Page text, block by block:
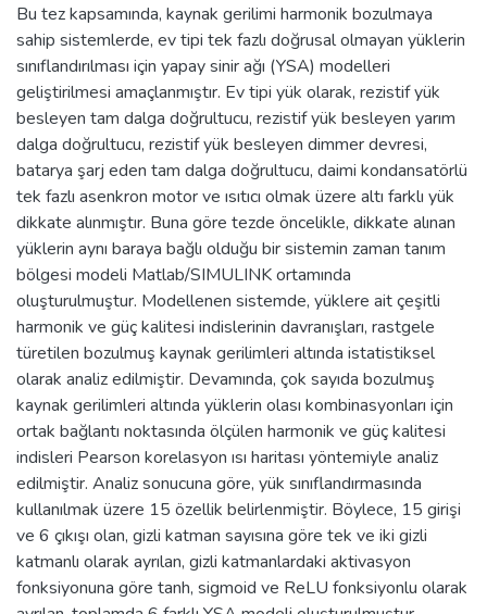
Bu tez kapsamında, kaynak gerilimi harmonik bozulmaya
sahip sistemlerde, ev tipi tek fazlı doğrusal olmayan yüklerin
sınıflandırılması için yapay sinir ağı (YSA) modelleri
geliştirilmesi amaçlanmıştır. Ev tipi yük olarak, rezistif yük
besleyen tam dalga doğrultucu, rezistif yük besleyen yarım
dalga doğrultucu, rezistif yük besleyen dimmer devresi,
batarya şarj eden tam dalga doğrultucu, daimi kondansatörlü
tek fazlı asenkron motor ve ısıtıcı olmak üzere altı farklı yük
dikkate alınmıştır. Buna göre tezde öncelikle, dikkate alınan
yüklerin aynı baraya bağlı olduğu bir sistemin zaman tanım
bölgesi modeli Matlab/SIMULINK ortamında
oluşturulmuştur. Modellenen sistemde, yüklere ait çeşitli
harmonik ve güç kalitesi indislerinin davranışları, rastgele
türetilen bozulmuş kaynak gerilimleri altında istatistiksel
olarak analiz edilmiştir. Devamında, çok sayıda bozulmuş
kaynak gerilimleri altında yüklerin olası kombinasyonları için
ortak bağlantı noktasında ölçülen harmonik ve güç kalitesi
indisleri Pearson korelasyon ısı haritası yöntemiyle analiz
edilmiştir. Analiz sonucuna göre, yük sınıflandırmasında
kullanılmak üzere 15 özellik belirlenmiştir. Böylece, 15 girişi
ve 6 çıkışı olan, gizli katman sayısına göre tek ve iki gizli
katmanlı olarak ayrılan, gizli katmanlardaki aktivasyon
fonksiyonuna göre tanh, sigmoid ve ReLU fonksiyonlu olarak